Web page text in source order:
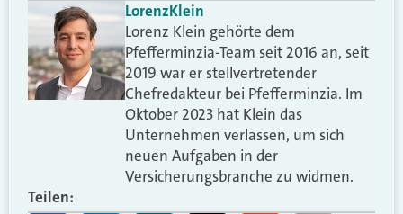
LorenzKlein
Lorenz Klein gehörte dem
Pfefferminzia-Team seit 2016 an, seit
2019 war er stellvertretender
Chefredakteur bei Pfefferminzia. Im
Oktober 2023 hat Klein das
Unternehmen verlassen, um sich
neuen Aufgaben in der
Versicherungsbranche zu widmen.
Teilen: